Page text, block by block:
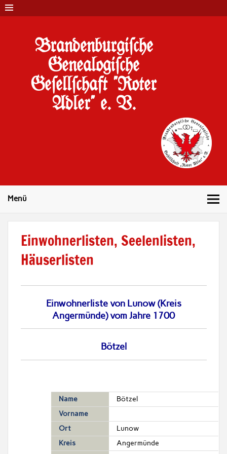
Brandenburgi#che
Genealogi#che
Ge#ell#chaft "Roter
Adler" e. V.
Menü
Einwohnerlisten, Seelenlisten,
Häuserlisten
Einwohnerliste von Lunow (Kreis
Angermünde) vom Jahre 1700
Bötzel
Name
Bötzel
Vorname
Ort
Lunow
Kreis
Angermünde